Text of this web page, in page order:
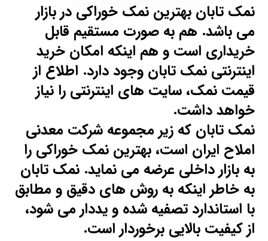
نمک تابان بهترین نمک خوراکی در بازار
می باشد. هم به صورت مستقیم قابل
خریداری است و هم اینکه امکان خرید
اینترنتی نمک تابان وجود دارد. اطلاع از
قیمت نمک، سایت های اینترنتی را نیاز
خواهد داشت.
نمک تابان که زیر مجموعه شرکت معدنی
املاح ایران است،بهترین نمک خوراکی را
به بازار داخلی عرضه می نماید. نمک تابان
به خاطر اینکه به روش های دقیق و مطابق
با استاندارد تصفیه شده و یددار می شود،
از کیفیت بالایی برخوردار است.